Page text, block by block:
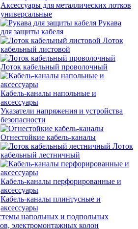
Аксессуары для металлических лотков
универсальные
Рукава
для защиты кабеля
Лоток
кабельный листовой
Лоток кабельный проволочный
Кабель-каналы напольные и
аксессуары
Указатели напряжения и устройства
безопасности
Огнестойкие кабель-каналы
Лоток
кабельный лестничный
Кабель-каналы перфорированные и
аксессуары
Кабель-каналы плинтусные и
аксессуары